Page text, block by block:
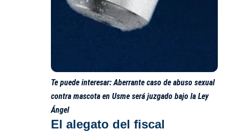
Te puede interesar:Aberrante caso de abuso sexual
contra mascota en Usme será juzgado bajo la Ley
Ángel
El alegato del fiscal